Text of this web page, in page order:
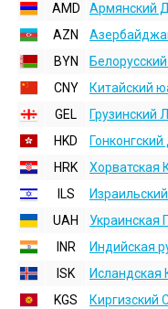
AMD
Армянский
AZN
BYN
CNY
Китайский
GEL
Грузинский
HKD
HRK
Хорватская
ILS
UAH
Украинская
INR
Индийская
ISK
Исландская
KGS
Киргизский